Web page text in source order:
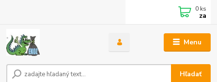
Menu
Hľadať
0 ks
za